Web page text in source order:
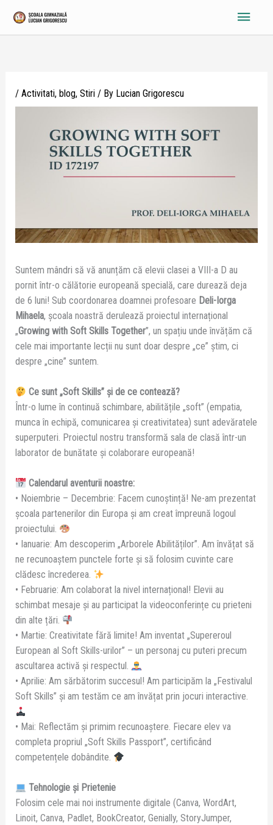
content
Main
/ Activitati, blog, Stiri/ By Lucian Grigorescu
Suntem mândri să vă anunțăm că elevii clasei a VIII-a D au
pornit într-o călătorie europeană specială, care durează deja
de 6 luni! Sub coordonarea doamnei profesoare Deli-Iorga
Mihaela, școala noastră derulează proiectul internațional
„Growing with Soft Skills Together”, un spațiu unde învățăm că
cele mai importante lecții nu sunt doar despre „ce” știm, ci
despre „cine” suntem.
Ce sunt „Soft Skills” și de ce contează?
Într-o lume în continuă schimbare, abilitățile „soft” (empatia,
munca în echipă, comunicarea și creativitatea) sunt adevăratele
superputeri. Proiectul nostru transformă sala de clasă într-un
laborator de bunătate și colaborare europeană!
Calendarul aventurii noastre:
• Noiembrie – Decembrie: Facem cunoștință! Ne-am prezentat
școala partenerilor din Europa și am creat împreună logoul
proiectului.
• Ianuarie: Am descoperim „Arborele Abilităților”. Am învățat să
ne recunoaștem punctele forte și să folosim cuvinte care
clădesc încrederea.
• Februarie: Am colaborat la nivel internațional! Elevii au
schimbat mesaje și au participat la videoconferințe cu prieteni
din alte țări.
• Martie: Creativitate fără limite! Am inventat „Supereroul
European al Soft Skills-urilor” – un personaj cu puteri precum
ascultarea activă și respectul.
• Aprilie: Am sărbătorim succesul! Am participăm la „Festivalul
Soft Skills” și am testăm ce am învățat prin jocuri interactive.
• Mai: Reflectăm și primim recunoaștere. Fiecare elev va
completa propriul „Soft Skills Passport”, certificând
competențele dobândite.
Tehnologie și Prietenie
Folosim cele mai noi instrumente digitale (Canva, WordArt,
Linoit, Canva, Padlet, BookCreator, Genially, StoryJumper,